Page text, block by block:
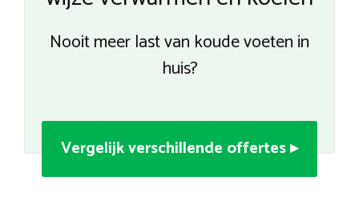
Nooit meer last van koude voeten in
huis?
Vergelijk verschillende offertes ▸